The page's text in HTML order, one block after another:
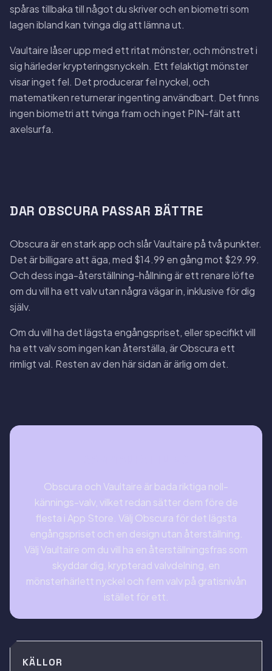
spåras tillbaka till något du skriver och en biometri som
lagen ibland kan tvinga dig att lämna ut.
Vaultaire låser upp med ett ritat mönster, och mönstret i
sig härleder krypteringsnyckeln. Ett felaktigt mönster
visar inget fel. Det producerar fel nyckel, och
matematiken returnerar ingenting användbart. Det finns
ingen biometri att tvinga fram och inget PIN-fält att
axelsurfa.
DAR OBSCURA PASSAR BÄTTRE
Obscura är en stark app och slår Vaultaire på två punkter.
Det är billigare att äga, med $14.99 en gång mot $29.99.
Och dess inga-återställning-hållning är ett renare löfte
om du vill ha ett valv utan några vägar in, inklusive för dig
själv.
Om du vill ha det lägsta engångspriset, eller specifikt vill
ha ett valv som ingen kan återställa, är Obscura ett
rimligt val. Resten av den här sidan är ärlig om det.
Obscura och Vaultaire är bada riktiga noll-
kännings-valv, vilket redan sätter dem före de
flesta i App Store. Välj Obscura för det lägsta
engångspriset och en design utan återställning.
Välj Vaultaire om du vill ha en återställningsfras som
skyddar dig, krypterad valvdelning, en
mönsterhärlett nyckel och fem valv på gratisnivån
istället för ett.
KÄLLOR